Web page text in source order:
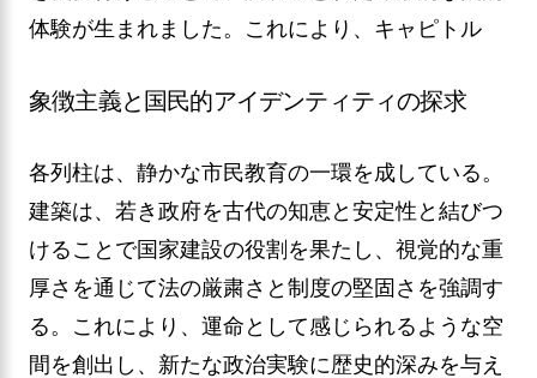
体験が生まれました。これにより、キャピトル
象徴主義と国民的アイデンティティの探求
各列柱は、静かな市民教育の一環を成している。
建築は、若き政府を古代の知恵と安定性と結びつ
けることで国家建設の役割を果たし、視覚的な重
厚さを通じて法の厳粛さと制度の堅固さを強調す
る。これにより、運命として感じられるような空
間を創出し、新たな政治実験に歴史的深みを与え